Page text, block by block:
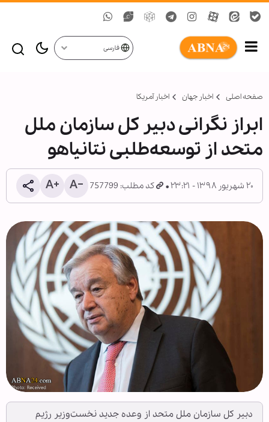
فارسی
صفحه اصلی اخبار جهان اخبار آمریکا
ابراز نگرانی دبیر کل سازمان ملل
متحد از توسعه‌طلبی نتانیاهو
۲۰ شهریور ۱۳۹۸ - ۲۳:۲۱ کد مطلب: 757799
دبیر کل سازمان ملل متحد از وعده جدید نخست‌وزیر رژیم